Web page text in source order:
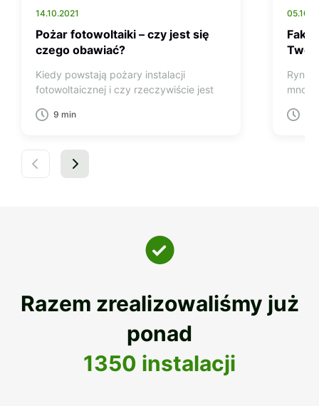
14.10.2021
Pożar fotowoltaiki – czy jest się
czego obawiać?
Kiedy powstają pożary instalacji
fotowoltaicznej i czy rzeczywiście jest
9 min
Twój
Razem zrealizowaliśmy już
ponad
1350 instalacji